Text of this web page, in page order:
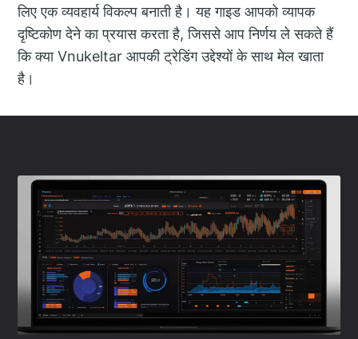
लिए एक व्यवहार्य विकल्प बनाती है। यह गाइड आपको व्यापक
दृष्टिकोण देने का प्रयास करता है, जिससे आप निर्णय ले सकते हैं
कि क्या Vnukeltar आपकी ट्रेडिंग उद्देश्यों के साथ मेल खाता
है।